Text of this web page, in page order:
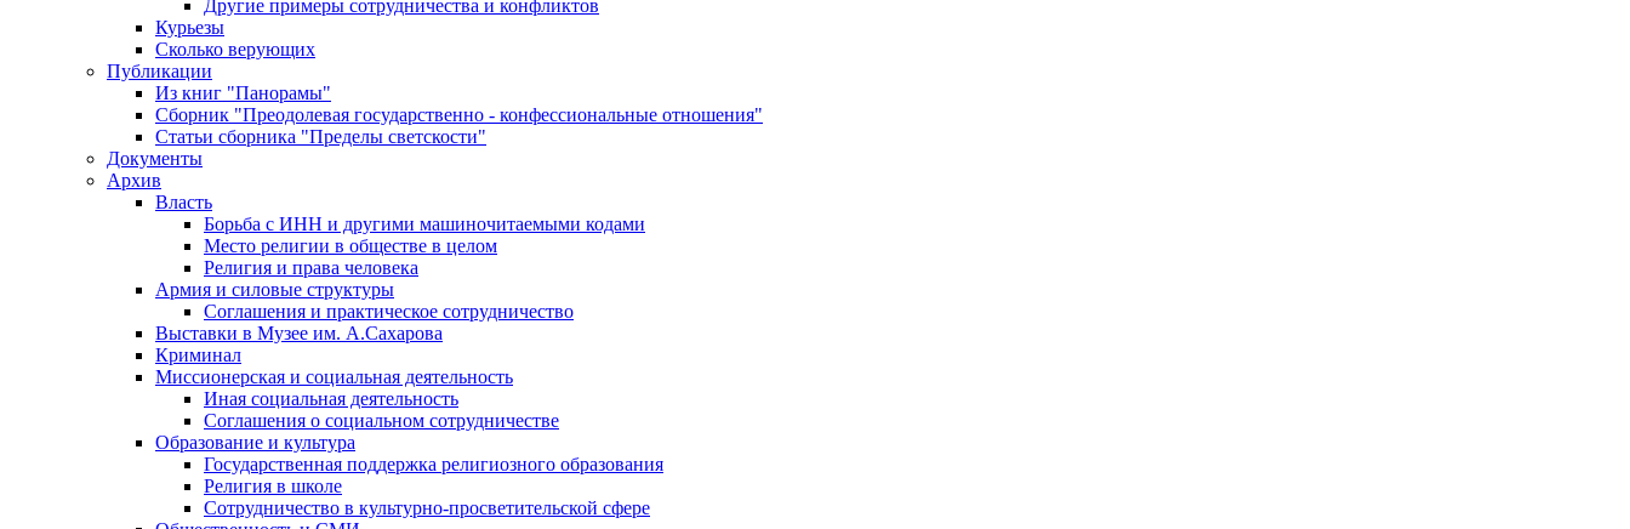
Другие примеры сотрудничества и конфликтов
Курьезы
Сколько верующих
Публикации
Из книг "Панорамы"
Сборник "Преодолевая государственно - конфессиональные отношения"
Статьи сборника "Пределы светскости"
Документы
Архив
Власть
Борьба с ИНН и другими машиночитаемыми кодами
Место религии в обществе в целом
Религия и права человека
Армия и силовые структуры
Соглашения и практическое сотрудничество
Выставки в Музее им. А.Сахарова
Криминал
Миссионерская и социальная деятельность
Иная социальная деятельность
Соглашения о социальном сотрудничестве
Образование и культура
Государственная поддержка религиозного образования
Религия в школе
Сотрудничество в культурно-просветительской сфере